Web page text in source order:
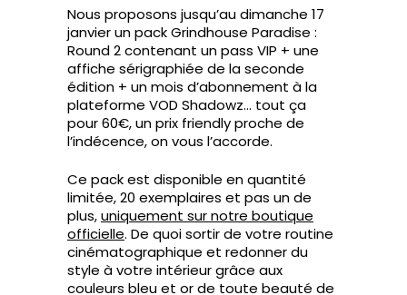
Nous proposons jusqu’au dimanche 17
janvier un pack Grindhouse Paradise :
Round 2 contenant un pass VIP + une
affiche sérigraphiée de la seconde
édition + un mois d’abonnement à la
plateforme VOD Shadowz… tout ça
pour 60€, un prix friendly proche de
l’indécence, on vous l’accorde.
Ce pack est disponible en quantité
limitée, 20 exemplaires et pas un de
plus,uniquement sur notre boutique
officielle. De quoi sortir de votre routine
cinématographique et redonner du
style à votre intérieur grâce aux
couleurs bleu et or de toute beauté de